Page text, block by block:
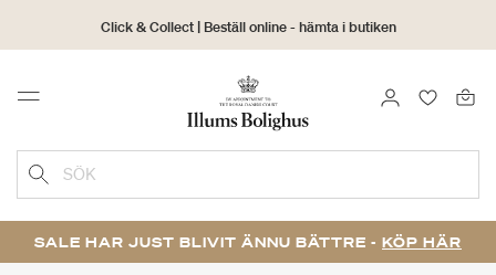
Click & Collect | Beställ online - hämta i butiken
30 dagars returrätt
Menu LOGGA IN
SÖK
SALE HAR JUST BLIVIT ÄNNU BÄTTRE - KÖP HÄR